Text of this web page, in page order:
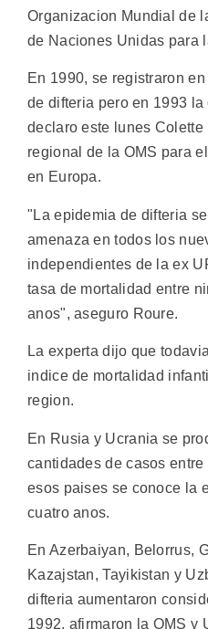
Organizacion Mundial de
de Naciones Unidas para
En 1990, se registraron
de difteria pero en 1993
declaro este lunes Colette
regional de la OMS para
en Europa.
"La epidemia de difteria
amenaza en todos los
independientes de la ex
tasa de mortalidad entre
anos", aseguro Roure.
La experta dijo que
indice de mortalidad
region.
En Rusia y Ucrania se
cantidades de casos
esos paises se conoce la
cuatro anos.
En Azerbaiyan, Belorrus,
Kazajstan, Tayikistan y
difteria aumentaron
1992, afirmaron la OMS y